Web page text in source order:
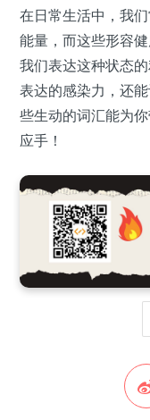
在日常生活中，我
能量，而这些形容
我们表达这种状态
表达的感染力，还
些生动的词汇能为
应手！